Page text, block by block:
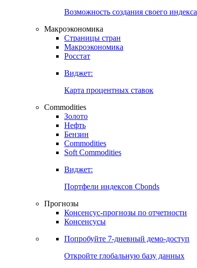
Возможность создания своего индекса
Макроэкономика
Страницы стран
Макроэкономика
Росстат
Виджет:
Карта процентных ставок
Commodities
Золото
Нефть
Бензин
Commodities
Soft Commodities
Виджет:
Портфели индексов Cbonds
Прогнозы
Консенсус-прогнозы по отчетности
Консенсусы
Попробуйте 7-дневный демо-доступ
Откройте глобальную базу данных